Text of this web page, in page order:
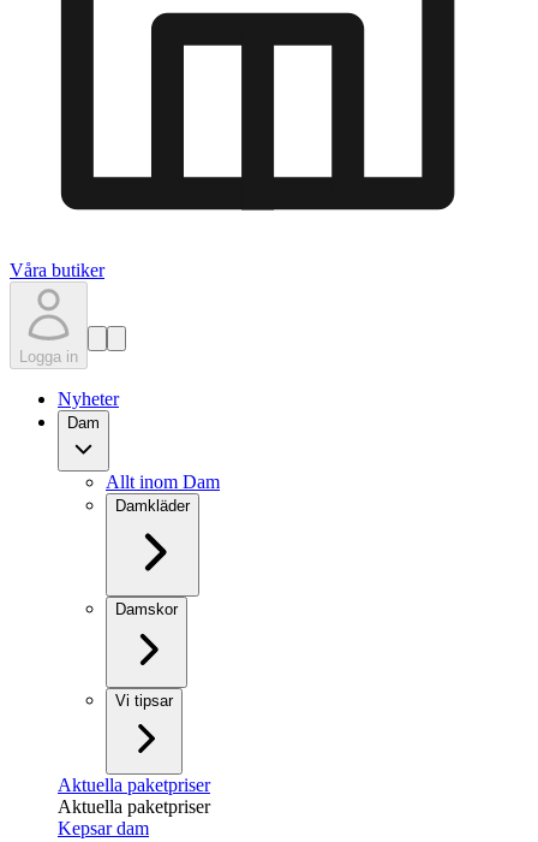
Våra butiker
Logga in
Nyheter
Dam
Allt inom Dam
Damkläder
Damskor
Vi tipsar
Aktuella paketpriser
Aktuella paketpriser
Kepsar dam